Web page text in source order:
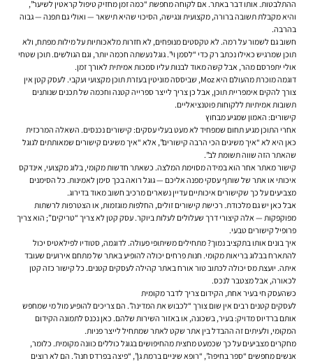
ההתלבטות. אותו דבר באתר. אם לקוחה מחפשת “כמה זמן מחזיק טיפול קראטין לשיער”,
והיא מקבלת תשובה ברורה, מקצועית ונגישה, הסיכוי שהיא תישאר — ואולי גם תפנה — גבוה
בהרבה.
חשוב גם לשמור על רמה. לא טקסטים מנופחים, לא חזרות מלאכותיות על מילות מפתח, ולא
תוכן שמרגיש כאילו נכתב רק כדי “לסמן וי”. גוגל נעשתה חכמה יותר, וגם הגולשים. תוכן שטחי
אולי יתפרסם מהר, אבל קשה מאוד לבנות עליו סמכות אמיתית לאורך זמן.
דוגמה מוכרת מהעולם היא Moz, שביססה מוניטין בעזרת תוכן מקצועי ועקבי. לעסק קטן אין
צורך להקים אימפריית תוכן, אבל כן צריך לייצר ספרייה קטנה וחכמה של תכנים שנותנים
תשובות אמיתיות ללקוחות פוטנציאליים.
קישורים: האמון שמגיע מבחוץ
אחרי התוכן מגיע תחום שמפחיד לא מעט בעלי עסקים: קישורים נכנסים. השאלה המרכזית
כאן היא לא “איך משיגים הכי הרבה קישורים”, אלא “איך משיגים קישורים שמאותתים לגוגל
שהאתר הזה שווה תשומת לב”.
קישור מאתר אחר הוא במידה מסוימת המלצה. כשאתר חדשות מקומי, בלוג מקצועי, אינדקס
איכותי או אתר של שותף עסקי מפנה אליכם — גוגל רואה בכך סימן לאמינות. כל הסימנים
מצביעים על כך שקישורים איכותיים עדיין נשארים מרכיב חשוב מאוד בדירוג.
אבל כאן יש גם מלכודת. רכישת קישורים זולים, החלפות מוגזמות, או הצטרפות לרשתות
מפוקפקות — אלה קיצורי דרך שעלולים לעלות ביוקר. עסק קטן לא צריך “טריקים”; הוא צריך
פרופיל קישורים טבעי.
איך בונים אותו בתקציב נמוך? מתחילים משיתופי פעולה. לדוגמה, סטודיו לפילאטיס יכול
להתארח בבלוג בריאות מקומי. חנות פרחים יכולה להופיע באתר של מתחם אירועים שעובד
איתה. יועצת מס יכולה לכתוב טור אורח באתר קהילה לעסקים קטנים. כל קישור כזה קטן
לכאורה, אבל מצטבר לנכס.
כשהעסק חי בעיר אחת, הקידום צריך לדבר מקומית
לעסקים קטנים רבים אין שום צורך “לכבוש את המדינה”. הם צריכים להופיע מול מי שמחפש
אותם ברדיוס מדויק: בעיר, בשכונה, או באזור השירות שלהם. כאן נכנס לתמונה הקידום
המקומי, ולעיתים זה ההבדל בין אתר שקט לאתר שמתחיל לייצר פניות.
מחקרים מצביעים על כך שכמעט מחצית מהחיפושים בגוגל כוללים כוונה מקומית. כלומר,
אנשים מחפשים “ספר בחיפה”, “רופא שיניים ברמת גן”, “פיצה בפרדס חנה”. הם לא רוצים